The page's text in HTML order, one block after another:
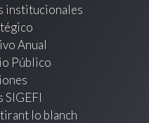
institucionales
Anual
Público
SIGEFI
lo blanch